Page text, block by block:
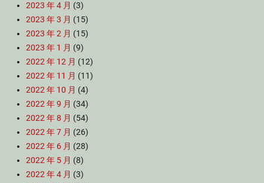
2023 年 4 月 (3)
2023 年 3 月 (15)
2023 年 2 月 (15)
2023 年 1 月 (9)
2022 年 12 月 (12)
2022 年 11 月 (11)
2022 年 10 月 (4)
2022 年 9 月 (34)
2022 年 8 月 (54)
2022 年 7 月 (26)
2022 年 6 月 (28)
2022 年 5 月 (8)
2022 年 4 月 (3)